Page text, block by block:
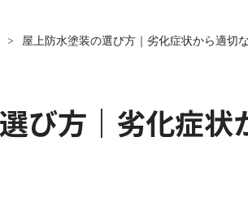
屋上防水塗装の選び方｜劣化症状から適切
び方｜劣化症状